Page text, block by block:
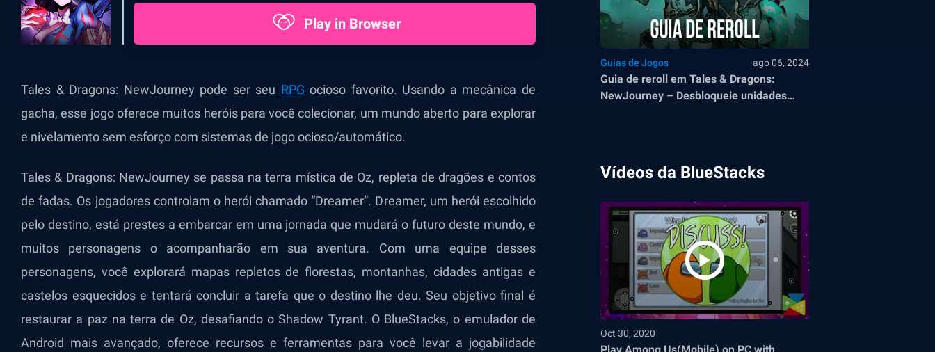
Play in Browser
Tales & Dragons: NewJourney pode ser seu RPG ocioso favorito. Usando a mecânica de
gacha, esse jogo oferece muitos heróis para você colecionar, um mundo aberto para explorar
e nivelamento sem esforço com sistemas de jogo ocioso/automático.
Tales & Dragons: NewJourney se passa na terra mística de Oz, repleta de dragões e contos
de fadas. Os jogadores controlam o herói chamado “Dreamer”. Dreamer, um herói escolhido
pelo destino, está prestes a embarcar em uma jornada que mudará o futuro deste mundo, e
muitos personagens o acompanharão em sua aventura. Com uma equipe desses
personagens, você explorará mapas repletos de florestas, montanhas, cidades antigas e
castelos esquecidos e tentará concluir a tarefa que o destino lhe deu. Seu objetivo final é
restaurar a paz na terra de Oz, desafiando o Shadow Tyrant. O BlueStacks, o emulador de
Android mais avançado, oferece recursos e ferramentas para você levar a jogabilidade
Guias de Jogos ago 06, 2024
Guia de reroll em Tales & Dragons:
NewJourney – Desbloqueie unidades
Vídeos da BlueStacks
Oct 30, 2020